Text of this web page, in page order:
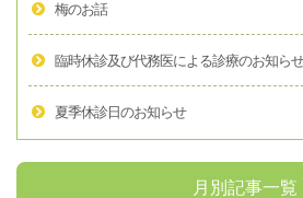
梅のお話
臨時休診及び代務医による診療のお知らせ
夏季休診日のお知らせ
月別記事一覧